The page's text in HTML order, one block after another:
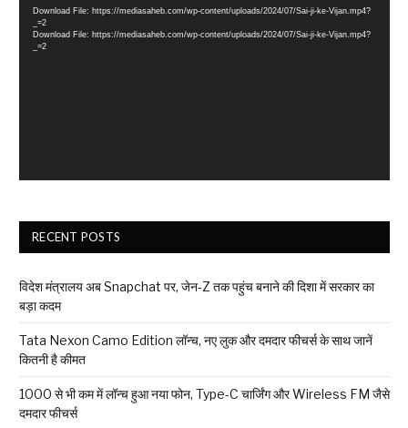
Download File: https://mediasaheb.com/wp-content/uploads/2024/07/Sai-ji-ke-Vijan.mp4?
_=2
Download File: https://mediasaheb.com/wp-content/uploads/2024/07/Sai-ji-ke-Vijan.mp4?
_=2
RECENT POSTS
विदेश मंत्रालय अब Snapchat पर, जेन-Z तक पहुंच बनाने की दिशा में सरकार का
बड़ा कदम
Tata Nexon Camo Edition लॉन्च, नए लुक और दमदार फीचर्स के साथ जानें
कितनी है कीमत
₹1000 से भी कम में लॉन्च हुआ नया फोन, Type-C चार्जिंग और Wireless FM जैसे
दमदार फीचर्स